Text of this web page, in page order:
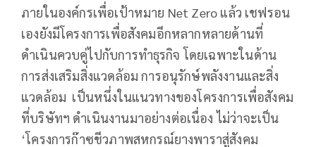
ภายในองค์กรเพื่อเป้าหมาย Net Zero แล้ว เชฟรอน
เองยังมีโครงการเพื่อสังคมอีกหลากหลายด้านที่
ดำเนินควบคู่ไปกับการทำธุรกิจ โดยเฉพาะในด้าน
การส่งเสริมสิ่งแวดล้อม การอนุรักษ์พลังงานและสิ่ง
แวดล้อม เป็นหนึ่งในแนวทางของโครงการเพื่อสังคม
ที่บริษัทฯ ดำเนินงานมาอย่างต่อเนื่อง ไม่ว่าจะเป็น
‘โครงการก๊าซชีวภาพสหกรณ์ยางพาราสู่สังคม